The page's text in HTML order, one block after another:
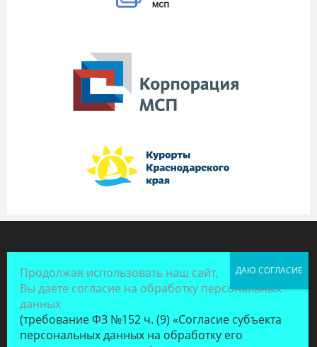
Продолжая использовать наш сайт,
Вы даете согласие на обработку персональных
данных
(требование ФЗ №152 ч. (9) «Согласие субъекта
персональных данных на обработку его